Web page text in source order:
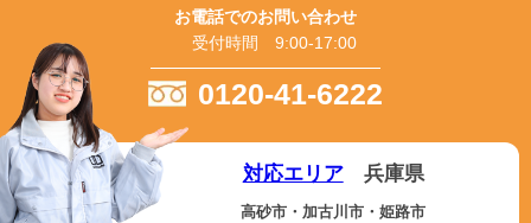
お電話でのお問い合わせ
受付時間 9:00-17:00
0120-41-6222
対応エリア兵庫県
高砂市・加古川市・姫路市